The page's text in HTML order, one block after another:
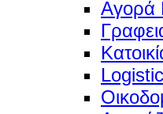
Αγορά